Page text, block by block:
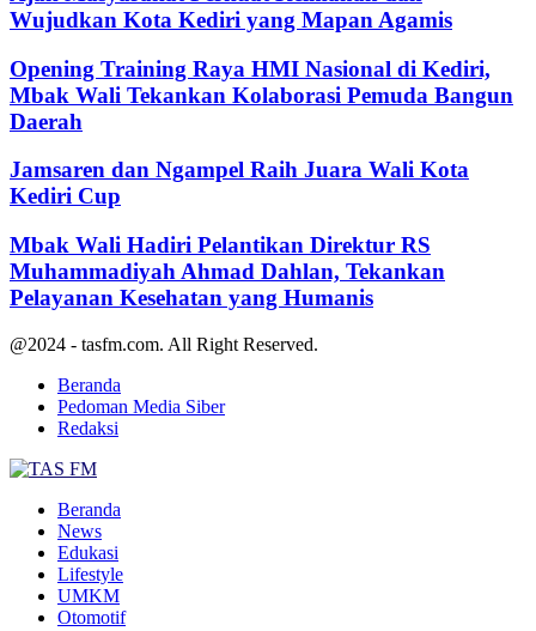
Wujudkan Kota Kediri yang Mapan Agamis
Opening Training Raya HMI Nasional di Kediri,
Mbak Wali Tekankan Kolaborasi Pemuda Bangun
Daerah
Jamsaren dan Ngampel Raih Juara Wali Kota
Kediri Cup
Mbak Wali Hadiri Pelantikan Direktur RS
Muhammadiyah Ahmad Dahlan, Tekankan
Pelayanan Kesehatan yang Humanis
@2024 - tasfm.com. All Right Reserved.
Beranda
Pedoman Media Siber
Redaksi
Beranda
News
Edukasi
Lifestyle
UMKM
Otomotif